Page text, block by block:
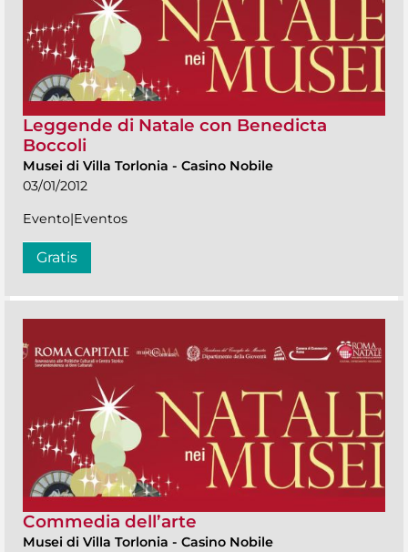
Leggende di Natale con Benedicta
Boccoli
Musei di Villa Torlonia - Casino Nobile
03/01/2012
Evento|Eventos
Gratis
Commedia dell’arte
Musei di Villa Torlonia - Casino Nobile